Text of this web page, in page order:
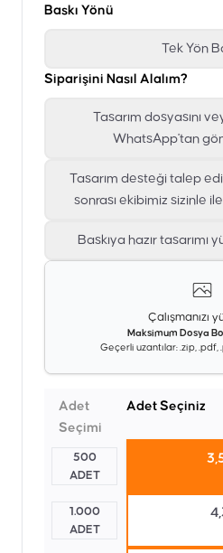
Baskı Yönü
Tek Yön
Siparişini Nasıl Alalım?
Tasarım dosyasını
WhatsApp'tan
Tasarım desteği talep
sonrası ekibimiz sizinle
Baskıya hazır tasarımı
Çalışmanızı
Maksimum Dosya
Geçerli uzantılar: .zip, .pdf,
Adet
Seçimi
Adet Seçiniz
500
ADET
1.000
ADET